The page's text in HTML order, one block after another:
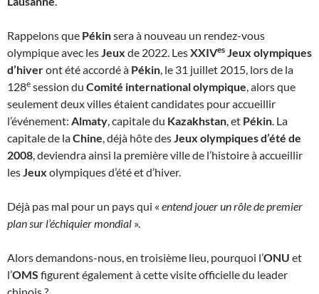
Rappelons que Pékinsera à nouveau un rendez-vous
olympique avec lesJeux de 2022. LesXXIVes Jeux olympiques
d’hiveront été accordé à Pékin, le 31 juillet 2015, lors de la
128e session du Comité international olympique, alors que
seulement deux villes étaient candidates pour accueillir
l’événement: Almaty, capitale du Kazakhstan, et Pékin. La
capitale de laChine, déjà hôte desJeux olympiques d’été de
2008, deviendra ainsi la première ville de l’histoire à accueillir
lesJeux olympiques d’été et d’hiver.
Déjà pas mal pour un pays qui « entend jouer un rôle de premier
plan sur l’échiquier mondial ».
Alors demandons-nous, en troisième lieu, pourquoi l’ONU et
l’OMS figurent également à cette visite officielle du leader